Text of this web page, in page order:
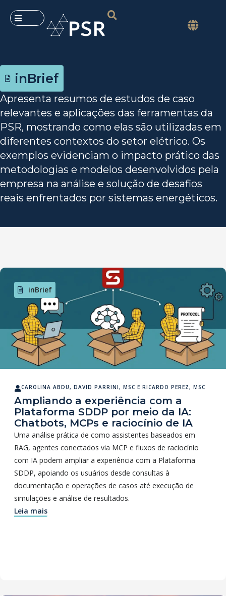
inBrief
Apresenta resumos de estudos de caso
relevantes e aplicações das ferramentas da
PSR, mostrando como elas são utilizadas em
diferentes contextos do setor elétrico. Os
exemplos evidenciam o impacto prático das
metodologias e modelos desenvolvidos pela
empresa na análise e solução de desafios
reais enfrentados por sistemas energéticos.
inBrief
CAROLINA ABDU, DAVID PARRINI, MSC E RICARDO PEREZ, MSC
Ampliando a experiência com a
Plataforma SDDP por meio da IA:
Chatbots, MCPs e raciocínio de IA
Uma análise prática de como assistentes baseados em
RAG, agentes conectados via MCP e fluxos de raciocínio
com IA podem ampliar a experiência com a Plataforma
SDDP, apoiando os usuários desde consultas à
documentação e operações de casos até execução de
simulações e análise de resultados.
Leia mais